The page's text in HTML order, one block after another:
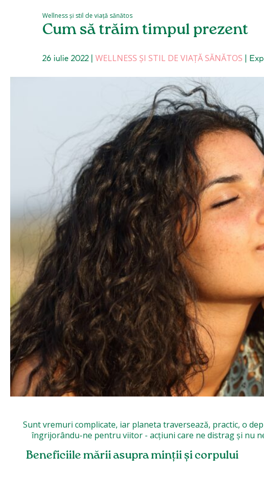
Wellness și stil de viață sănătos
Cum să trăim timpul prezent
26 iulie 2022| WELLNESS ȘI STIL DE VIAȚĂ SĂNĂTOS |
Sunt vremuri complicate, iar planeta traversează, practic, o
îngrijorându-ne pentru viitor - acțiuni care ne distrag și nu
Beneficiile mării asupra minții și corpului